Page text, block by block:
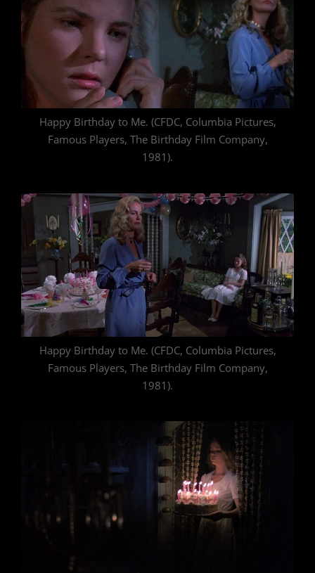
Happy Birthday to Me. (CFDC, Columbia Pictures,
Famous Players, The Birthday Film Company,
1981).
Happy Birthday to Me. (CFDC, Columbia Pictures,
Famous Players, The Birthday Film Company,
1981).